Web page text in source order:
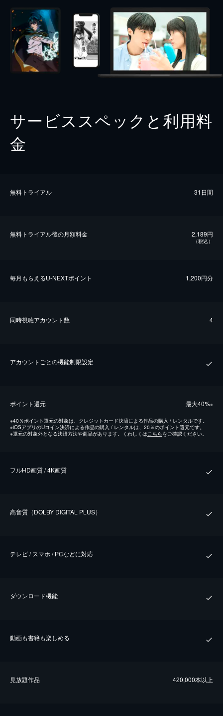
サービススペックと利用料
金
無料トライアル 31日間
無料トライアル後の⽉額料金 2,189円
（税込）
毎⽉もらえるU-NEXTポイント 1,200円分
同時視聴アカウント数 4
アカウントごとの機能制限設定
ポイント還元 最⼤40%※
※40％ポイント還元の対象は、クレジットカード決済による作品の購入 / レンタルです。
※iOSアプリのUコイン決済による作品の購入 / レンタルは、20％のポイント還元です。
※還元の対象外となる決済方法や商品があります。くわしくはこちらをご確認ください。
フルHD画質 / 4K画質
⾼⾳質（DOLBY DIGITAL PLUS）
テレビ / スマホ / PCなどに対応
ダウンロード機能
動画も書籍も楽しめる
⾒放題作品 420,000本以上